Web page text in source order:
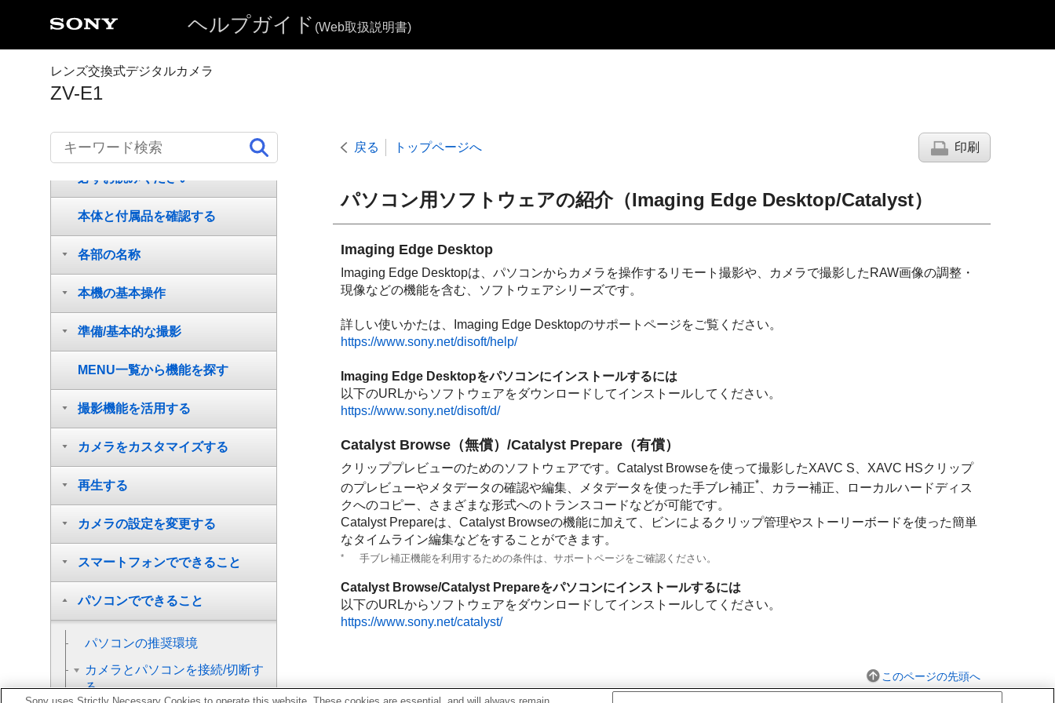
ヘルプガイド (Web取扱説明書)
レンズ交換式デジタルカメラ
ZV-E1
戻る トップページへ 印刷
パソコン用ソフトウェアの紹介（Imaging Edge Desktop/Catalyst）
Imaging Edge Desktop
Imaging Edge Desktopは、パソコンからカメラを操作するリモート撮影や、カメラで撮影したRAW画像の調整・
現像などの機能を含む、ソフトウェアシリーズです。
詳しい使いかたは、Imaging Edge Desktopのサポートページをご覧ください。
https://www.sony.net/disoft/help/
Imaging Edge Desktopをパソコンにインストールするには
以下のURLからソフトウェアをダウンロードしてインストールしてください。
https://www.sony.net/disoft/d/
Catalyst Browse（無償）/Catalyst Prepare（有償）
クリッププレビューのためのソフトウェアです。Catalyst Browseを使って撮影したXAVC S、XAVC HSクリップ
のプレビューやメタデータの確認や編集、メタデータを使った手ブレ補正* 、カラー補正、ローカルハードディス
クへのコピー、さまざまな形式へのトランスコードなどが可能です。
Catalyst Prepareは、Catalyst Browseの機能に加えて、ビンによるクリップ管理やストーリーボードを使った簡単
なタイムライン編集などをすることができます。
* 手ブレ補正機能を利用するための条件は、サポートページをご確認ください。
Catalyst Browse/Catalyst Prepareをパソコンにインストールするには
以下のURLからソフトウェアをダウンロードしてインストールしてください。
https://www.sony.net/catalyst/
このページの先頭へ
ヘルプガイドの使いかた
必ずお読みください
本体と付属品を確認する
各部の名称
本機の基本操作
準備/基本的な撮影
MENU一覧から機能を探す
撮影機能を活用する
カメラをカスタマイズする
再生する
カメラの設定を変更する
スマートフォンでできること
パソコンでできること
パソコンの推奨環境
カメラとパソコンを接続/切断す
る